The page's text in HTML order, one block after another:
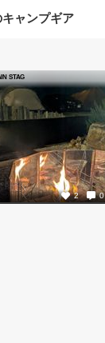
ャンプギア
STAG
2 0